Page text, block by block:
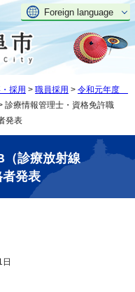
Foreign language
・採用 > 職員採用 > 令和元年度
診療情報管理士・資格免許職
発表
（診療放射線
発表